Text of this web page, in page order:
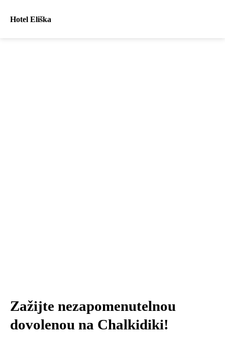
Hotel Eliška
Zažijte nezapomenutelnou
dovolenou na Chalkidiki!